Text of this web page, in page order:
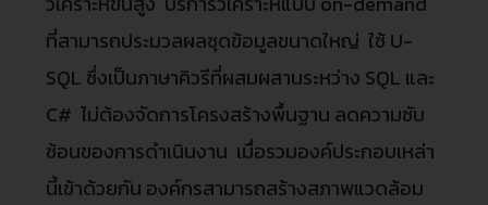
ที่สามารถประมวลผลชุดข้อมูลขนาดใหญ่ ใช้ U-
SQL ซึ่งเป็นภาษาคิวรีที่ผสมผสานระหว่าง SQL และ
C# ไม่ต้องจัดการโครงสร้างพื้นฐาน ลดความซับ
ซ้อนของการดำเนินงาน เมื่อรวมองค์ประกอบเหล่า
นี้เข้าด้วยกัน องค์กรสามารถสร้างสภาพแวดล้อม